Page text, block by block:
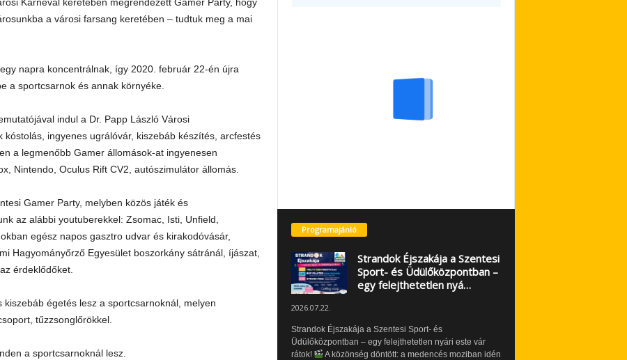
a városi farsang keretében – tudtuk meg a mai
napra koncentrálnak, így 2020. február 22-én újra
a sportcsarnok és annak környéke.
indul a Dr. Papp László Városi
ingyenes ugrálóvár, kiszebáb készítés, arcfestés
a legmenőbb Gamer állomások-at ingyenesen
Nintendo, Oculus Rift CV2, autószimulátor állomás.
Gamer Party, melyben közös játék és
az alábbi youtuberekkel: Zsomac, Isti, Unfield,
egész napos gasztro udvar és kirakodóvásár,
Hagyományőrző Egyesület boszorkány sátránál, íjászat,
érdeklődőket.
égetés lesz a sportcsarnoknál, melyen
tűzzsonglőrökkel.
a sportcsarnoknál lesz.
Programajánló
Strandok Éjszakája a Szentesi
Sport- és Üdülőközpontban –
egy felejthetetlen nyá…
2026.07.22.
Strandok Éjszakája a Szentesi Sport- és
Üdülőközpontban – egy felejthetetlen nyári este vár
rátok!
A közönség döntött: a medencés moziban idén